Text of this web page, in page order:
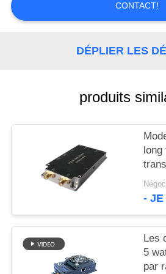
DEMANDER
UN DEVIS
SITE
POLITIQUE
CONFIDENTIALITÉ
CONTACT!
DÉPLIER LES
produits
- JE
Les
5
par